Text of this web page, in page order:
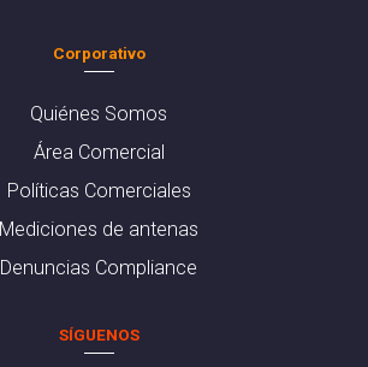
Corporativo
Quiénes Somos
Área Comercial
Políticas Comerciales
Mediciones de antenas
Denuncias Compliance
SÍGUENOS